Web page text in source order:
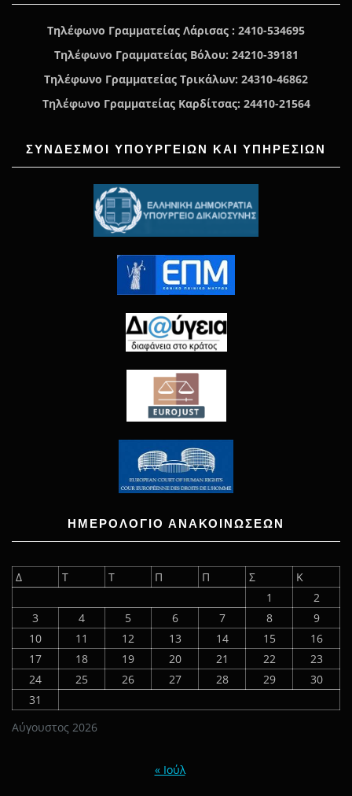
Τηλέφωνο Γραμματείας Λάρισας : 2410-534695
Τηλέφωνο Γραμματείας Βόλου: 24210-39181
Τηλέφωνο Γραμματείας Τρικάλων: 24310-46862
Τηλέφωνο Γραμματείας Καρδίτσας: 24410-21564
ΣΥΝΔΕΣΜΟΙ ΥΠΟΥΡΓΕΙΩΝ ΚΑΙ ΥΠΗΡΕΣΙΩΝ
ΗΜΕΡΟΛΟΓΙΟ ΑΝΑΚΟΙΝΩΣΕΩΝ
Αύγουστος 2026
Δ Τ Τ Π Π Σ
Κ
1
2
3
4 5 6 7 8
9
10
11 12 13 14 15
16
17
18 19 20 21 22
23
24
25 26 27 28 29
30
31
« Ιούλ